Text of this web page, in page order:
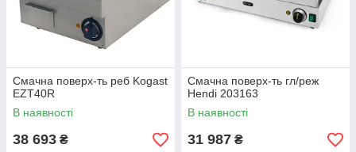
Смачна поверх-ть реб Kogast
EZT40R
В наявності
38 693 ₴
Смачна поверх-ть гл/реж
Hendi 203163
В наявності
31 987 ₴